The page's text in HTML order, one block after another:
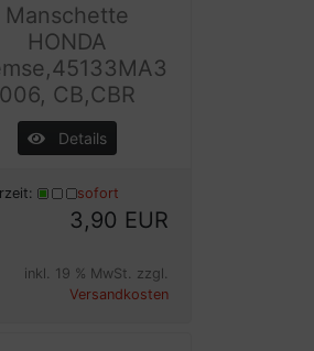
Manschette
HONDA
006, CB,CBR
Details
sofort
3,90 EUR
inkl. 19 % MwSt. zzgl.
Versandkosten